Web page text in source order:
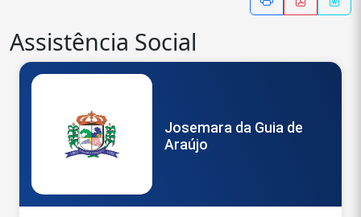
Assistência Social
Josemara da Guia de
Araújo